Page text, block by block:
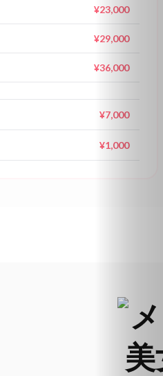
¥23,000
¥29,000
¥36,000
¥7,000
¥1,000